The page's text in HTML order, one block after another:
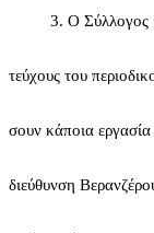
3. Ο Σύλλογος
τεύχους του
σουν κάποια
διεύθυνση